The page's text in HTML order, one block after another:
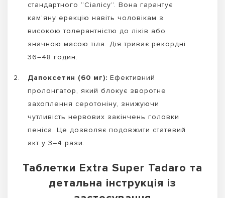
стандартного “Сіалісу”. Вона гарантує
кам’яну ерекцію навіть чоловікам з
високою толерантністю до ліків або
значною масою тіла. Дія триває рекордні
36–48 годин.
Дапоксетин (60 мг): Ефективний
пролонгатор, який блокує зворотне
захоплення серотоніну, знижуючи
чутливість нервових закінчень головки
пеніса. Це дозволяє подовжити статевий
акт у 3–4 рази.
Таблетки Extra Super Tadaro та
детальна інструкція із